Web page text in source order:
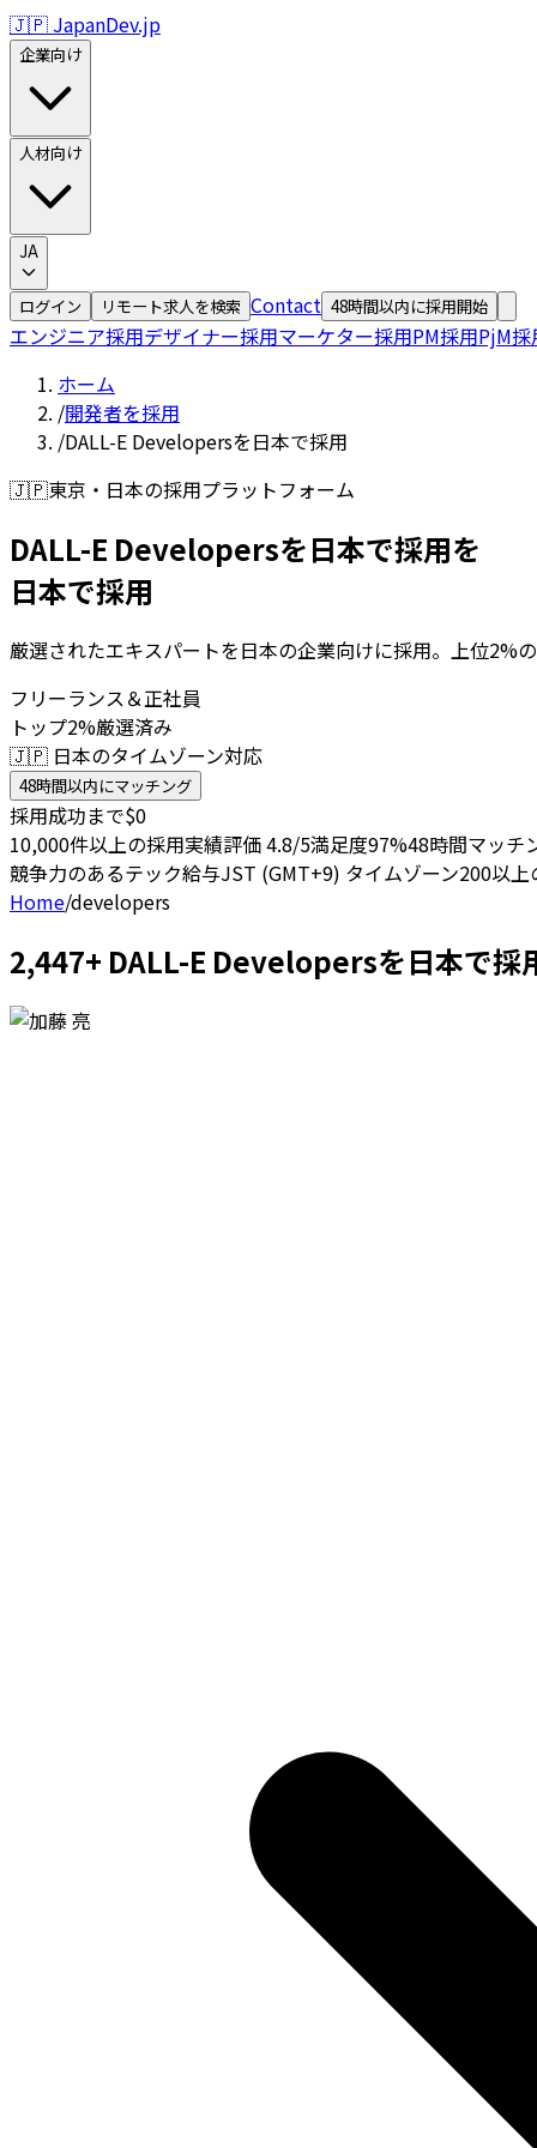
🇯🇵 JapanDev.jp
企業向け
人材向け
JA
ログイン リモート求人を検索 Contact 48時間以内に採用開始
エンジニア採用デザイナー採用マーケター採用PM採用PjM採
ホーム
/開発者を採用
/DALL-E Developersを日本で採用
🇯🇵東京・日本の採用プラットフォーム
DALL-E Developersを日本で採用を
日本で採用
厳選されたエキスパートを日本の企業向けに採用。上位2%
フリーランス＆正社員
トップ2%厳選済み
🇯🇵 日本のタイムゾーン対応
48時間以内にマッチング
採用成功まで$0
10,000件以上の採用実績評価 4.8/5満足度97%48時間マッチ
競争力のあるテック給与JST (GMT+9) タイムゾーン200以上
Home/developers
2,447+ DALL-E Developersを日本で採